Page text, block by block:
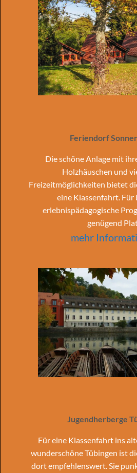
Feriendorf
Die schöne Anlage mit
Holzhäuschen und
Freizeitmöglichkeiten bietet
eine Klassenfahrt. Für
erlebnispädagogische
genügend
mehr
Jugendherberge
Für eine Klassenfahrt ins
wunderschöne Tübingen ist
dort empfehlenswert. Sie